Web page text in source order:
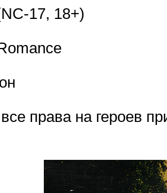
17, 18+)
все права на героев